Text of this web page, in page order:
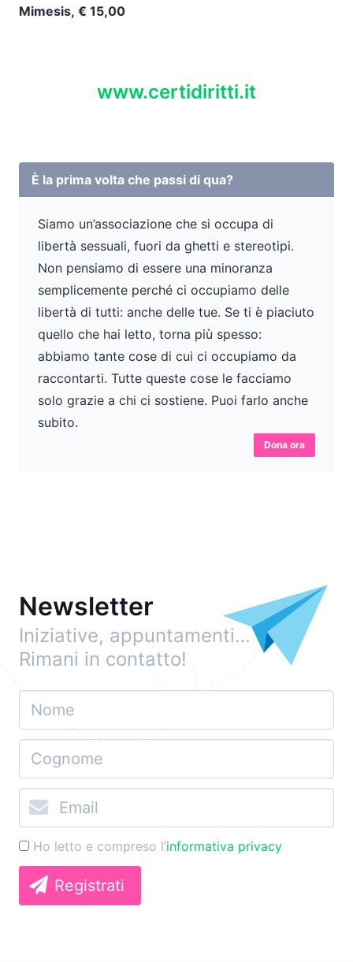
Mimesis, € 15,00
www.certidiritti.it
È la prima volta che passi di qua?
Siamo un’associazione che si occupa di
libertà sessuali, fuori da ghetti e stereotipi.
Non pensiamo di essere una minoranza
semplicemente perché ci occupiamo delle
libertà di tutti: anche delle tue. Se ti è piaciuto
quello che hai letto, torna più spesso:
abbiamo tante cose di cui ci occupiamo da
raccontarti. Tutte queste cose le facciamo
solo grazie a chi ci sostiene. Puoi farlo anche
subito.
Dona ora
Newsletter
Iniziative, appuntamenti…
Rimani in contatto!
Ho letto e compreso l’informativa privacy
Registrati